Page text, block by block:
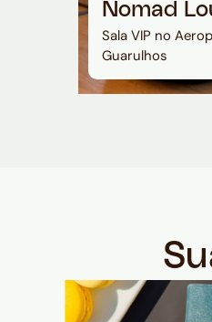
Nomad
Sala VIP no
Guarulhos